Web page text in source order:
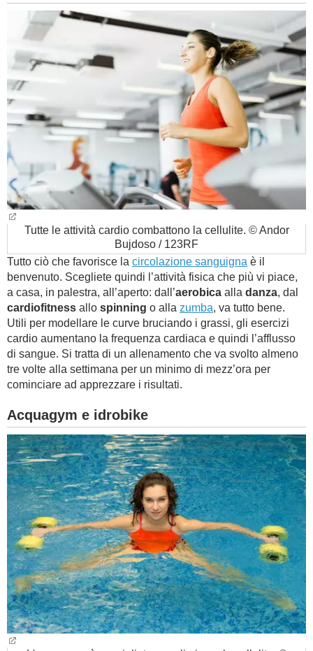
Tutte le attività cardio combattono la cellulite. © Andor
Bujdoso / 123RF
Tutto ciò che favorisce la circolazione sanguigna è il
benvenuto. Scegliete quindi l’attività fisica che più vi piace,
a casa, in palestra, all’aperto: dall’aerobica alla danza, dal
cardiofitness allo spinning o alla zumba, va tutto bene.
Utili per modellare le curve bruciando i grassi, gli esercizi
cardio aumentano la frequenza cardiaca e quindi l’afflusso
di sangue. Si tratta di un allenamento che va svolto almeno
tre volte alla settimana per un minimo di mezz’ora per
cominciare ad apprezzare i risultati.
Acquagym e idrobike